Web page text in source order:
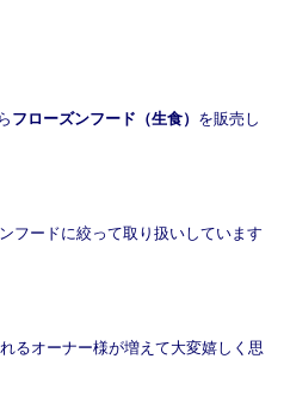
フローズンフード（生食） を販売し
フードに絞って取り扱いしています
るオーナー様が増えて大変嬉しく思